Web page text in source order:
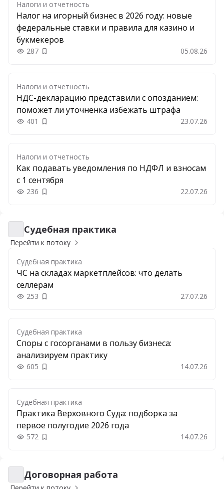
Налоги и отчетность
Налог на игорный бизнес в 2026 году: новые
федеральные ставки и правила для казино и
букмекеров
287 Добавить в закладки 05.08.26
Налоги и отчетность
НДС-декларацию представили с опозданием:
поможет ли уточненка избежать штрафа
401 Добавить в закладки 23.07.26
Налоги и отчетность
Как подавать уведомления по НДФЛ и взносам
с 1 сентября
236 Добавить в закладки 22.07.26
Судебная практика
Судебная практика
Перейти к потоку
Судебная практика
ЧС на складах маркетплейсов: что делать
селлерам
253 Добавить в закладки 27.07.26
Судебная практика
Споры с госорганами в пользу бизнеса:
анализируем практику
605 Добавить в закладки 14.07.26
Судебная практика
Практика Верховного Суда: подборка за
первое полугодие 2026 года
572 Добавить в закладки 14.07.26
Договорная работа
Договорная работа